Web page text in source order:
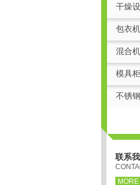
干燥
包衣机
混合
模具柜
不锈
联系
MORE